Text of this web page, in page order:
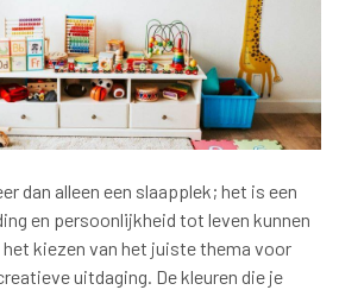
dan alleen een slaapplek; het is een
en persoonlijkheid tot leven kunnen
kiezen van het juiste thema voor
uitdaging. De kleuren die je